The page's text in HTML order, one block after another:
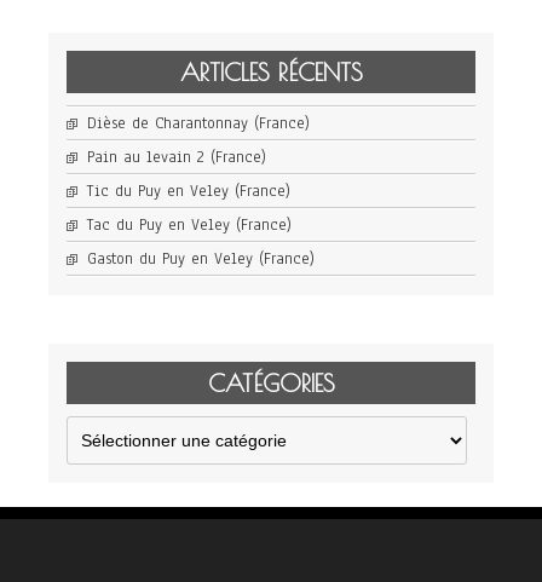
ARTICLES RÉCENTS
Dièse de Charantonnay (France)
Pain au levain 2 (France)
Tic du Puy en Veley (France)
Tac du Puy en Veley (France)
Gaston du Puy en Veley (France)
CATÉGORIES
Catégories